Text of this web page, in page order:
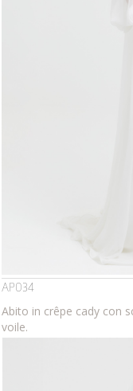
AP034
Abito in crêpe cady con
voile.